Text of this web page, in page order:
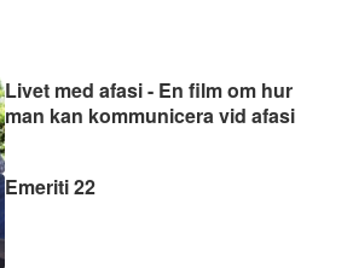
Livet med afasi - En film om hur
man kan kommunicera vid afasi
Emeriti 22